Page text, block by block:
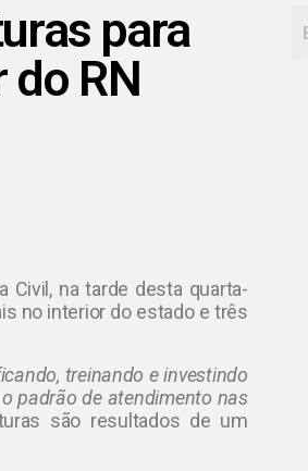
para
RN
Civil, na tarde desta quarta-
no interior do estado e três
treinando e investindo
padrão de atendimento nas
são resultados de um